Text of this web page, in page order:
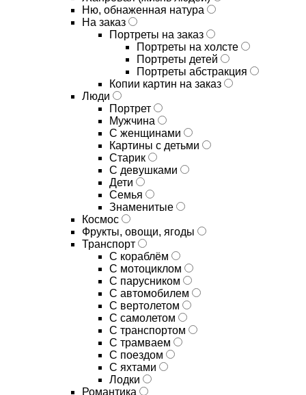
Ню, обнаженная натура
На заказ
Портреты на заказ
Портреты на холсте
Портреты детей
Портреты абстракция
Копии картин на заказ
Люди
Портрет
Мужчина
С женщинами
Картины с детьми
Старик
С девушками
Дети
Семья
Знаменитые
Космос
Фрукты, овощи, ягоды
Транспорт
С кораблём
С мотоциклом
С парусником
С автомобилем
С вертолетом
С самолетом
С транспортом
С трамваем
С поездом
С яхтами
Лодки
Романтика